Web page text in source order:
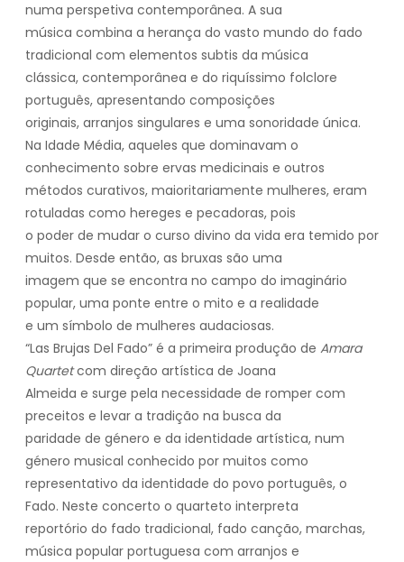
numa perspetiva contemporânea. A sua
música combina a herança do vasto mundo do fado
tradicional com elementos subtis da música
clássica, contemporânea e do riquíssimo folclore
português, apresentando composições
originais, arranjos singulares e uma sonoridade única.
Na Idade Média, aqueles que dominavam o
conhecimento sobre ervas medicinais e outros
métodos curativos, maioritariamente mulheres, eram
rotuladas como hereges e pecadoras, pois
o poder de mudar o curso divino da vida era temido por
muitos. Desde então, as bruxas são uma
imagem que se encontra no campo do imaginário
popular, uma ponte entre o mito e a realidade
e um símbolo de mulheres audaciosas.
“Las Brujas Del Fado” é a primeira produção de Amara
Quartetcom direção artística de Joana
Almeida e surge pela necessidade de romper com
preceitos e levar a tradição na busca da
paridade de género e da identidade artística, num
género musical conhecido por muitos como
representativo da identidade do povo português, o
Fado. Neste concerto o quarteto interpreta
reportório do fado tradicional, fado canção, marchas,
música popular portuguesa com arranjos e